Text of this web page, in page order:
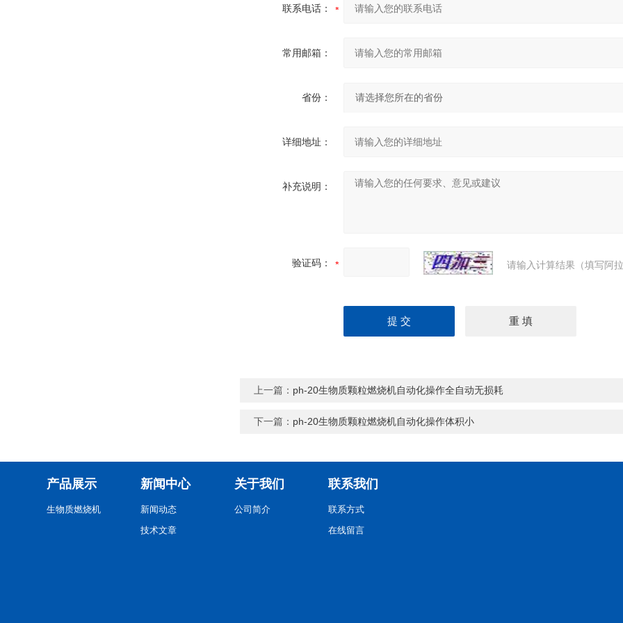
联系电话：
常用邮箱：
省份：
详细地址：
补充说明：
验证码： 请输入计算结果（填写阿
上一篇： ph-20生物质颗粒燃烧机自动化操作全自动无损耗
下一篇： ph-20生物质颗粒燃烧机自动化操作体积小
产品展示
生物质燃烧机
新闻中心
新闻动态
技术文章
关于我们
公司简介
联系我们
联系方式
在线留言